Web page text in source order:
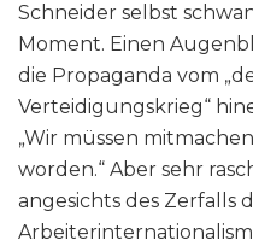
Schneider selbst
Moment. Einen
die Propaganda vom
Verteidigungskrieg“
„Wir müssen
worden.“ Aber sehr
angesichts des Zerfalls